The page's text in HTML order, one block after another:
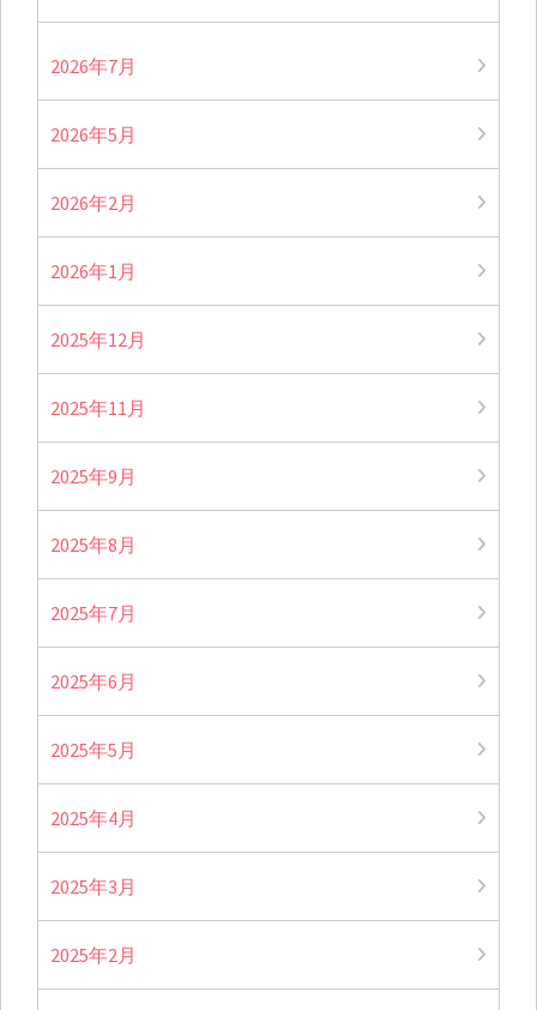
2026年7月
2026年5月
2026年2月
2026年1月
2025年12月
2025年11月
2025年9月
2025年8月
2025年7月
2025年6月
2025年5月
2025年4月
2025年3月
2025年2月